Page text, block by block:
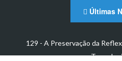
Últimas
129 - A Preservação da